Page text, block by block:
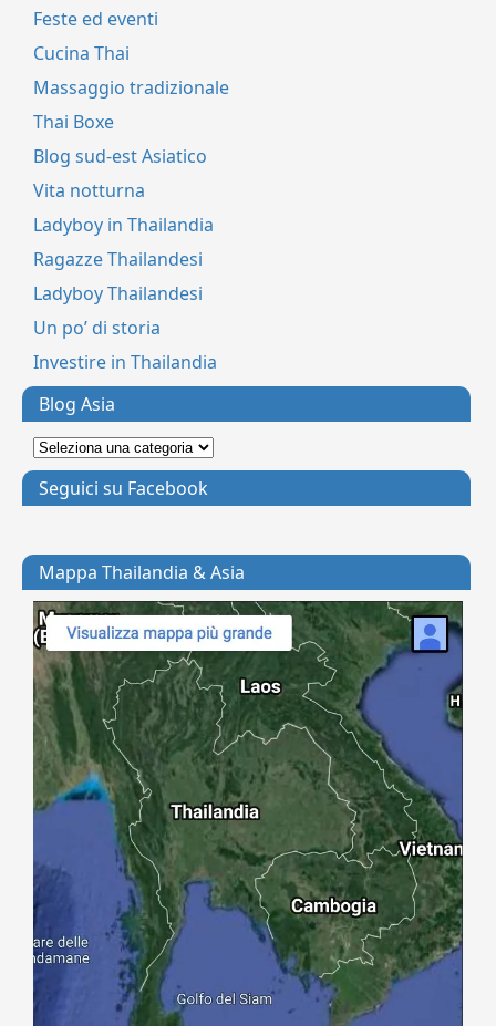
Feste ed eventi
Cucina Thai
Massaggio tradizionale
Thai Boxe
Blog sud-est Asiatico
Vita notturna
Ladyboy in Thailandia
Ragazze Thailandesi
Ladyboy Thailandesi
Un po’ di storia
Investire in Thailandia
Blog Asia
Seguici su Facebook
Mappa Thailandia & Asia